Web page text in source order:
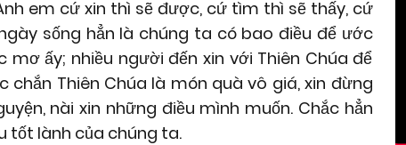
em cứ xin thì sẽ được, cứ tìm thì sẽ thấy, cứ
sống hẳn là chúng ta có bao điều để ước
ấy; nhiều người đến xin với Thiên Chúa để
chắn Thiên Chúa là món quà vô giá, xin đừng
nài xin những điều mình muốn. Chắc hẳn
tốt lành của chúng ta.